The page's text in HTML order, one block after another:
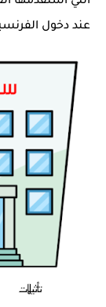
عند دخول